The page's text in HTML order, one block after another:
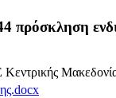
πρόσκληση